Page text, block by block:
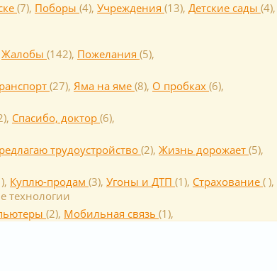
(7), Поборы (4), Учреждения (13), Детские сады (4),
Жалобы (142), Пожелания (5),
(27), Яма на яме (8), О пробках (6),
), Спасибо, доктор (6),
трудоустройство (2), Жизнь дорожает (5),
), Куплю-продам (3), Угоны и ДТП (1), Cтрахование ( ),
технологии
(2), Мобильная связь (1),